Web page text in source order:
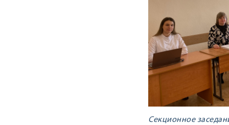
Секционное